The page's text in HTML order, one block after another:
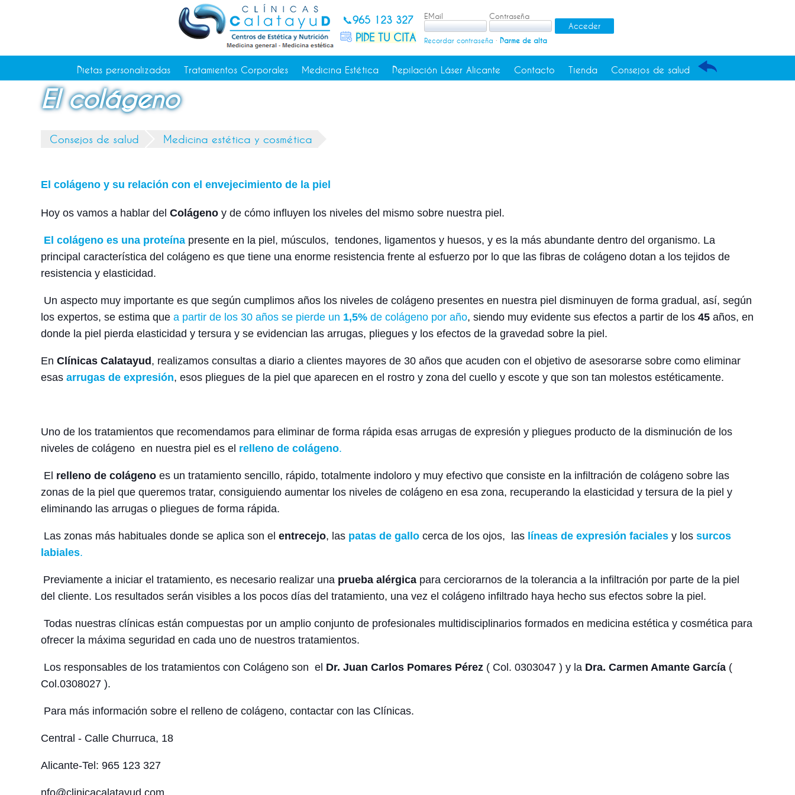
📞965 123 327
PIDE TU CITA
EMail Contraseña
Recordar contraseña · Darme de alta
Dietas personalizadas Tratamientos Corporales Medicina Estética Depilación Láser Alicante Contacto Tienda Consejos de salud
Consejos de salud
El colágeno
Consejos de salud Medicina estética y cosmética
El colágeno y su relación con el envejecimiento de la piel
Hoy os vamos a hablar del Colágeno y de cómo influyen los niveles del mismo sobre nuestra piel.
El colágeno es una proteína presente en la piel, músculos, tendones, ligamentos y huesos, y es la más abundante dentro del organismo. La
principal característica del colágeno es que tiene una enorme resistencia frente al esfuerzo por lo que las fibras de colágeno dotan a los tejidos de
resistencia y elasticidad.
Un aspecto muy importante es que según cumplimos años los niveles de colágeno presentes en nuestra piel disminuyen de forma gradual, así, según
los expertos, se estima que a partir de los 30 años se pierde un 1,5% de colágeno por año, siendo muy evidente sus efectos a partir de los 45 años, en
donde la piel pierda elasticidad y tersura y se evidencian las arrugas, pliegues y los efectos de la gravedad sobre la piel.
En Clínicas Calatayud, realizamos consultas a diario a clientes mayores de 30 años que acuden con el objetivo de asesorarse sobre como eliminar
esas arrugas de expresión, esos pliegues de la piel que aparecen en el rostro y zona del cuello y escote y que son tan molestos estéticamente.
Uno de los tratamientos que recomendamos para eliminar de forma rápida esas arrugas de expresión y pliegues producto de la disminución de los
niveles de colágeno en nuestra piel es el relleno de colágeno.
El relleno de colágeno es un tratamiento sencillo, rápido, totalmente indoloro y muy efectivo que consiste en la infiltración de colágeno sobre las
zonas de la piel que queremos tratar, consiguiendo aumentar los niveles de colágeno en esa zona, recuperando la elasticidad y tersura de la piel y
eliminando las arrugas o pliegues de forma rápida.
Las zonas más habituales donde se aplica son el entrecejo, las patas de gallo cerca de los ojos, las líneas de expresión faciales y los surcos
labiales.
Previamente a iniciar el tratamiento, es necesario realizar una prueba alérgica para cerciorarnos de la tolerancia a la infiltración por parte de la piel
del cliente. Los resultados serán visibles a los pocos días del tratamiento, una vez el colágeno infiltrado haya hecho sus efectos sobre la piel.
Todas nuestras clínicas están compuestas por un amplio conjunto de profesionales multidisciplinarios formados en medicina estética y cosmética para
ofrecer la máxima seguridad en cada uno de nuestros tratamientos.
Los responsables de los tratamientos con Colágeno son el Dr. Juan Carlos Pomares Pérez ( Col. 0303047 ) y la Dra. Carmen Amante García (
Col.0308027 ).
Para más información sobre el relleno de colágeno, contactar con las Clínicas.
Central - Calle Churruca, 18
Alicante-Tel: 965 123 327
nfo@clinicacalatayud.com